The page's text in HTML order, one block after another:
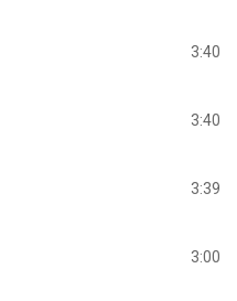
3:40
3:40
3:39
3:00